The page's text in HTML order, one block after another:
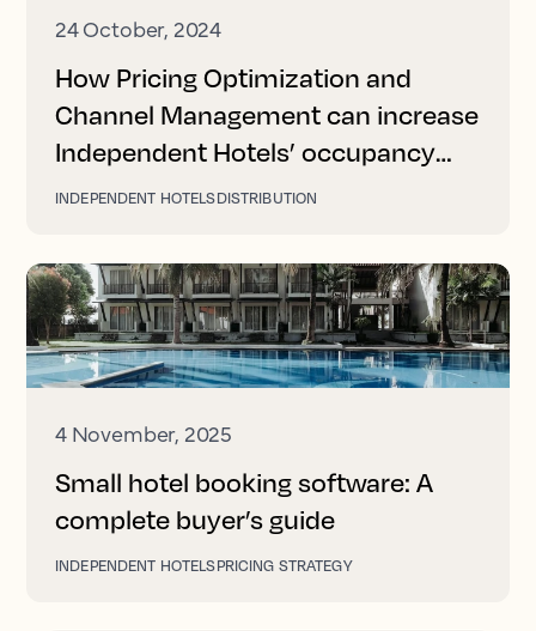
24 October, 2024
How Pricing Optimization and
Channel Management can increase
Independent Hotels’ occupancy
and revenue
INDEPENDENT HOTELSDISTRIBUTION
4 November, 2025
Small hotel booking software: A
complete buyer’s guide
INDEPENDENT HOTELSPRICING STRATEGY